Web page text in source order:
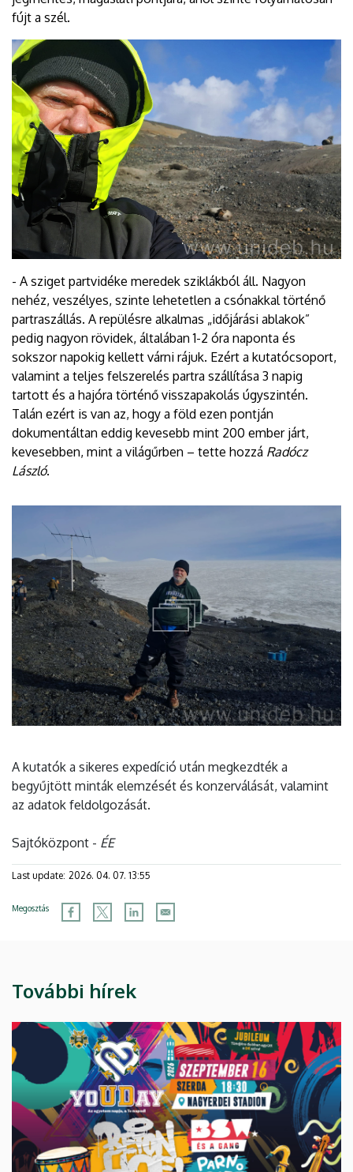
fújt a szél.
- A sziget partvidéke meredek sziklákból áll. Nagyon
nehéz, veszélyes, szinte lehetetlen a csónakkal történő
partraszállás. A repülésre alkalmas „időjárási ablakok”
pedig nagyon rövidek, általában 1-2 óra naponta és
sokszor napokig kellett várni rájuk. Ezért a kutatócsoport,
valamint a teljes felszerelés partra szállítása 3 napig
tartott és a hajóra történő visszapakolás úgyszintén.
Talán ezért is van az, hogy a föld ezen pontján
dokumentáltan eddig kevesebb mint 200 ember járt,
kevesebben, mint a világűrben – tette hozzá Radócz
László.
A kutatók a sikeres expedíció után megkezdték a
begyűjtött minták elemzését és konzerválását, valamint
az adatok feldolgozását.
Sajtóközpont - ÉE
Last update: 2026. 04. 07. 13:55
Megosztás
További hírek